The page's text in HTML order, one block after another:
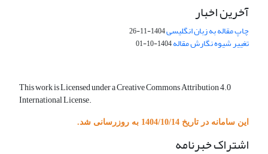
آخرین اخبار
چاپ مقاله به زبان انگلیسی1404-11-26
تغییر شیوه نگارش مقاله1404-10-01
This work is Licensed under a Creative Commons Attribution 4.0
International License.
این سامانه در تاریخ 1404/10/14 به روزرسانی شد.
اشتراک خبرنامه